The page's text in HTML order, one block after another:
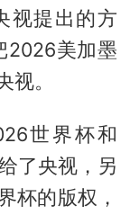
视提出的方
2026美加墨
。
世界杯和
了央视，另
杯的版权，